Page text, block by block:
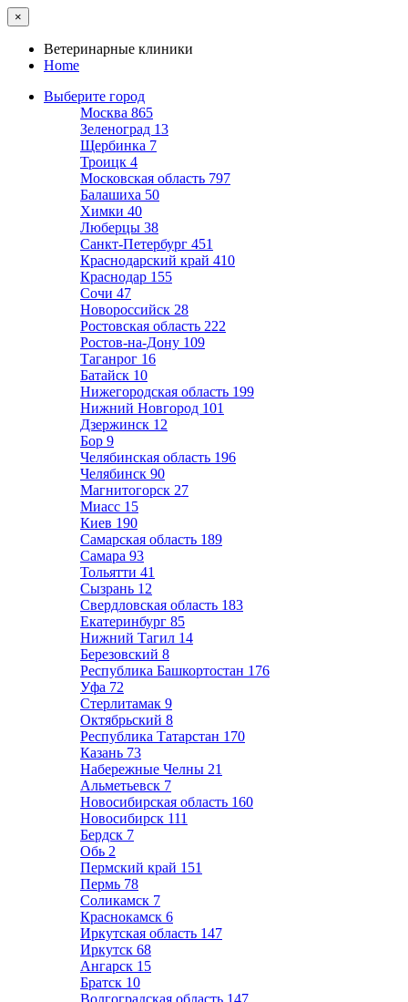
×
Ветеринарные клиники
Home
Выберите город
Москва 865
Зеленоград 13
Щербинка 7
Троицк 4
Московская область 797
Балашиха 50
Химки 40
Люберцы 38
Санкт-Петербург 451
Краснодарский край 410
Краснодар 155
Сочи 47
Новороссийск 28
Ростовская область 222
Ростов-на-Дону 109
Таганрог 16
Батайск 10
Нижегородская область 199
Нижний Новгород 101
Дзержинск 12
Бор 9
Челябинская область 196
Челябинск 90
Магнитогорск 27
Миасс 15
Киев 190
Самарская область 189
Самара 93
Тольятти 41
Сызрань 12
Свердловская область 183
Екатеринбург 85
Нижний Тагил 14
Березовский 8
Республика Башкортостан 176
Уфа 72
Стерлитамак 9
Октябрьский 8
Республика Татарстан 170
Казань 73
Набережные Челны 21
Альметьевск 7
Новосибирская область 160
Новосибирск 111
Бердск 7
Обь 2
Пермский край 151
Пермь 78
Соликамск 7
Краснокамск 6
Иркутская область 147
Иркутск 68
Ангарск 15
Братск 10
Волгоградская область 147